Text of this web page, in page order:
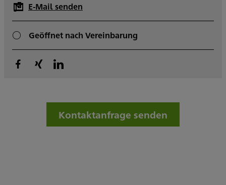
E-Mail senden
Geöffnet nach Vereinbarung
Kontaktanfrage senden